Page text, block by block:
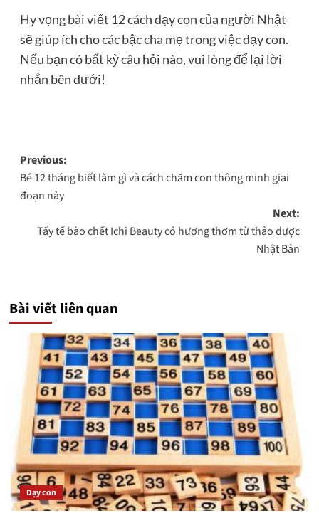
Hy vọng bài viết 12 cách dạy con của người Nhật
sẽ giúp ích cho các bậc cha mẹ trong việc dạy con.
Nếu bạn có bất kỳ câu hỏi nào, vui lòng để lại lời
nhắn bên dưới!
Post
navigation
Previous:
Bé 12 tháng biết làm gì và cách chăm con thông minh giai
đoạn này
Next:
Tẩy tế bào chết Ichi Beauty có hương thơm từ thảo dược
Nhật Bản
Bài viết liên quan
Dạy con